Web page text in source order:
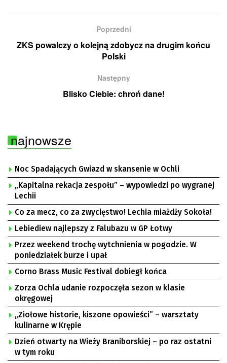
Poprzedni
ZKS powalczy o kolejną zdobycz na drugim końcu
Polski
Następny
Blisko Ciebie: chroń dane!
najnowsze
Noc Spadających Gwiazd w skansenie w Ochli
„Kapitalna rekacja zespołu” – wypowiedzi po wygranej
Lechii
Co za mecz, co za zwycięstwo! Lechia miażdży Sokoła!
Lebiediew najlepszy z Falubazu w GP Łotwy
Przez weekend trochę wytchnienia w pogodzie. W
poniedziałek burze i upał
Corno Brass Music Festival dobiegł końca
Zorza Ochla udanie rozpoczęła sezon w klasie
okręgowej
„Ziołowe historie, kiszone opowieści” – warsztaty
kulinarne w Krępie
Dzień otwarty na Wieży Braniborskiej – po raz ostatni
w tym roku